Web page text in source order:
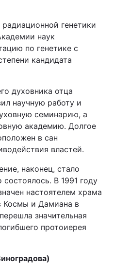
генетики
наук
по генетике с
кандидата
духовника отца
научную работу и
семинарию, а
академию. Долгое
в сан
властей.
наконец, стало
В 1991 году
настоятелем храма
Космы и Дамиана в
значительная
протоиерея